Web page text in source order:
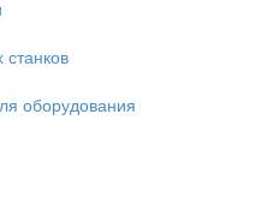
оборудования